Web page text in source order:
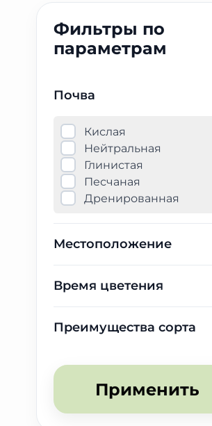
Фильтры по
параметрам
Почва
Кислая
Нейтральная
Глинистая
Песчаная
Дренированная
Местоположение
Время цветения
Преимущества сорта
Применить